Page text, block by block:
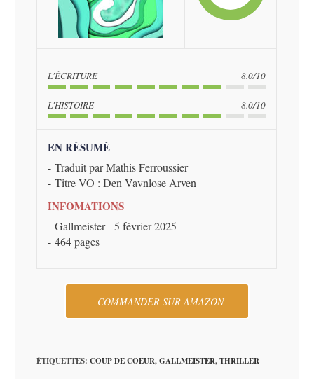
L'ÉCRITURE 8.0/10
L'HISTOIRE 8.0/10
EN RÉSUMÉ
Traduit par Mathis Ferroussier
Titre VO : Den Vavnlose Arven
INFOMATIONS
Gallmeister - 5 février 2025
464 pages
COMMANDER SUR AMAZON
ÉTIQUETTES:COUP DE COEUR, GALLMEISTER, THRILLER